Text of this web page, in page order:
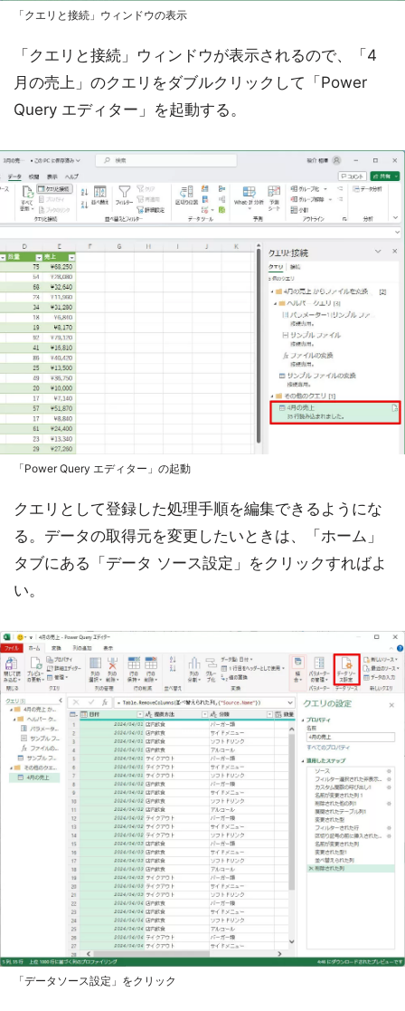
「クエリと接続」ウィンドウの表示
「クエリと接続」ウィンドウが表示されるので、「4
月の売上」のクエリをダブルクリックして「Power
Query エディター」を起動する。
「Power Query エディター」の起動
クエリとして登録した処理手順を編集できるようにな
る。データの取得元を変更したいときは、「ホーム」
タブにある「データ ソース設定」をクリックすればよ
い。
「データソース設定」をクリック